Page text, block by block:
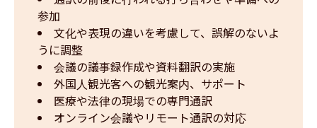
参加
文化や表現の違いを考慮して、誤解のないよ
うに調整
会議の議事録作成や資料翻訳の実施
外国人観光客への観光案内、サポート
医療や法律の現場での専門通訳
オンライン会議やリモート通訳の対応